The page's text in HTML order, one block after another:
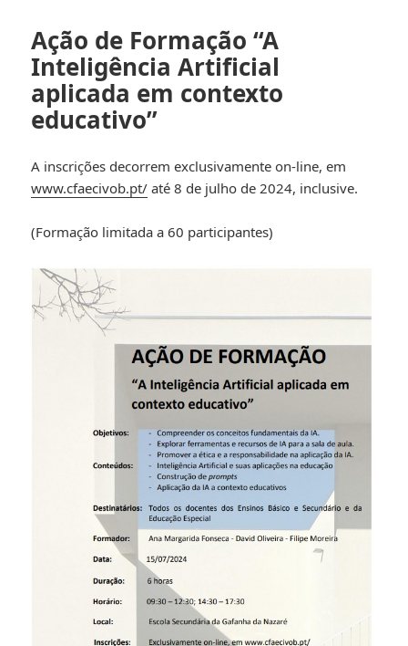
Ação de Formação “A
Inteligência Artificial
aplicada em contexto
educativo”
A inscrições decorrem exclusivamente on-line, em
www.cfaecivob.pt/ até 8 de julho de 2024, inclusive.
(Formação limitada a 60 participantes)